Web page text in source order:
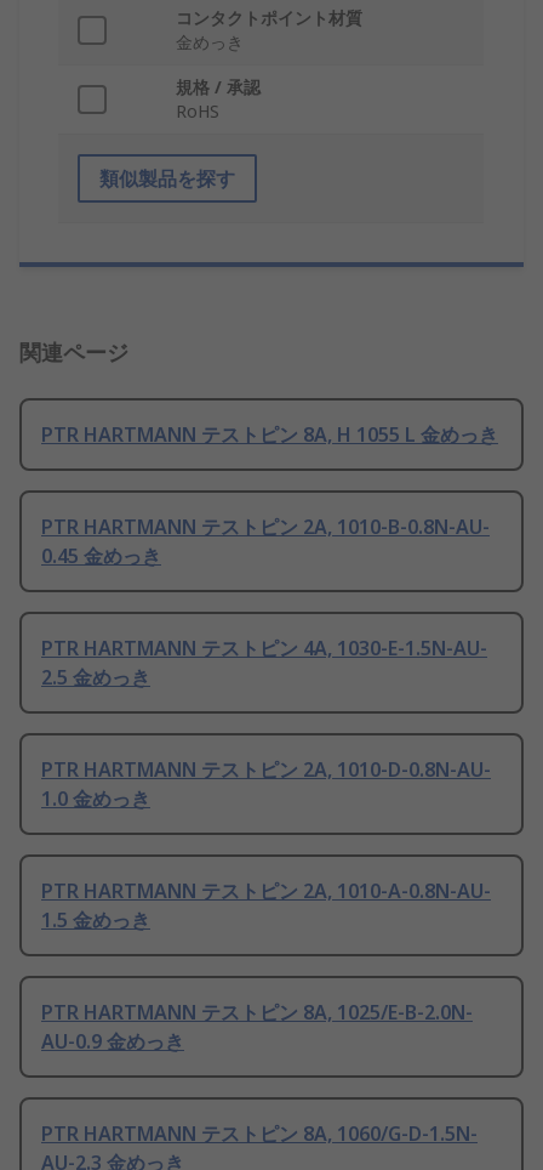
コンタクトポイント材質
金めっき
規格 / 承認
RoHS
類似製品を探す
関連ページ
PTR HARTMANN テストピン 8A, H 1055 L 金めっき
PTR HARTMANN テストピン 2A, 1010-B-0.8N-AU-
0.45 金めっき
PTR HARTMANN テストピン 4A, 1030-E-1.5N-AU-
2.5 金めっき
PTR HARTMANN テストピン 2A, 1010-D-0.8N-AU-
1.0 金めっき
PTR HARTMANN テストピン 2A, 1010-A-0.8N-AU-
1.5 金めっき
PTR HARTMANN テストピン 8A, 1025/E-B-2.0N-
AU-0.9 金めっき
PTR HARTMANN テストピン 8A, 1060/G-D-1.5N-
AU-2.3 金めっき